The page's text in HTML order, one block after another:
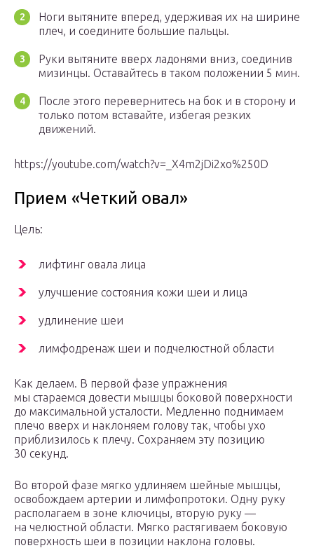
Ноги вытяните вперед, удерживая их на ширине
плеч, и соедините большие пальцы.
Руки вытяните вверх ладонями вниз, соединив
мизинцы. Оставайтесь в таком положении 5 мин.
После этого перевернитесь на бок и в сторону и
только потом вставайте, избегая резких
движений.
https://youtube.com/watch?v=_X4m2jDi2xo%250D
Прием «Четкий овал»
Цель:
лифтинг овала лица
улучшение состояния кожи шеи и лица
удлинение шеи
лимфодренаж шеи и подчелюстной области
Как делаем. В первой фазе упражнения
мы стараемся довести мышцы боковой поверхности
до максимальной усталости. Медленно поднимаем
плечо вверх и наклоняем голову так, чтобы ухо
приблизилось к плечу. Сохраняем эту позицию
30 секунд.
Во второй фазе мягко удлиняем шейные мышцы,
освобождаем артерии и лимфопротоки. Одну руку
располагаем в зоне ключицы, вторую руку —
на челюстной области. Мягко растягиваем боковую
поверхность шеи в позиции наклона головы.